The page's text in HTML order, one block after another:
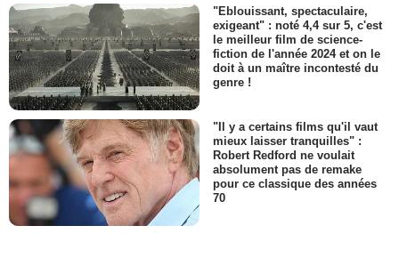
"Eblouissant, spectaculaire,
exigeant" : noté 4,4 sur 5, c'est
le meilleur film de science-
fiction de l'année 2024 et on le
doit à un maître incontesté du
genre !
"Il y a certains films qu'il vaut
mieux laisser tranquilles" :
Robert Redford ne voulait
absolument pas de remake
pour ce classique des années
70